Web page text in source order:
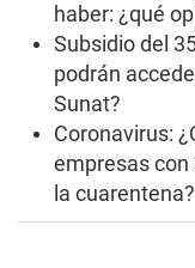
haber: ¿qué
Subsidio del
podrán
Sunat?
Coronavirus:
empresas
la cuarentena?